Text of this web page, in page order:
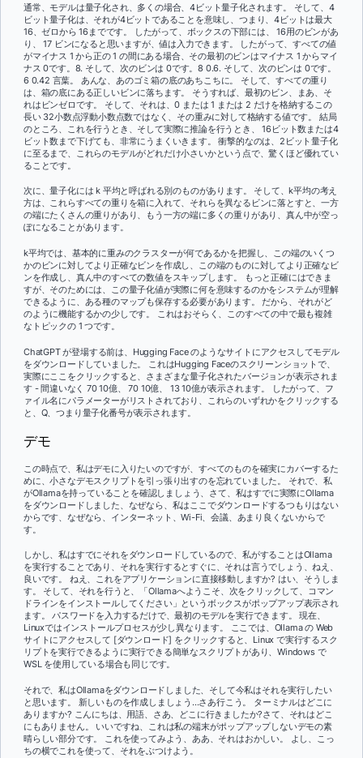
通常、モデルは量子化され、多くの場合、4ビット量子化されます。 そして、4
ビット量子化は、それが4ビットであることを意味し、つまり、4ビットは最大
16、ゼロから 16までです。 したがって、ボックスの下部には、 16用のビンがあ
り、 17 ビンになると思いますが、値は入力できます。 したがって、すべての値
がマイナス 1 から正の 1 の間にある場合、その最初のビンはマイナス 1 からマイ
ナス 0です。8. そして、次のビンは 0です。8 0.6. そして、次のビンは 0です。
6 0.42 言葉。 あんな、あのゴミ箱の底のあちこちに。 そして、すべての重り
は、箱の底にある正しいビンに落ちます。 そうすれば、最初のビン、まあ、そ
れはビンゼロです。 そして、それは、0 または 1 または 2 だけを格納するこの
長い 32小数点浮動小数点数ではなく、その重みに対して格納する値です。 結局
のところ、これを行うとき、そして実際に推論を行うとき、 16ビット数または4
ビット数まで下げても、非常にうまくいきます。 衝撃的なのは、2ビット量子化
に至るまで、これらのモデルがどれだけ小さいかという点で、驚くほど優れてい
ることです。
次に、量子化には k 平均と呼ばれる別のものがあります。 そして、k平均の考え
方は、これらすべての重りを箱に入れて、それらを異なるビンに落とすと、一方
の端にたくさんの重りがあり、もう一方の端に多くの重りがあり、真ん中が空っ
ぽになることがあります。
k平均では、基本的に重みのクラスターが何であるかを把握し、この端のいくつ
かのビンに対してより正確なビンを作成し、この端のものに対してより正確なビ
ンを作成し、真ん中のすべての数値をスキップします。 もっと正確にはできま
すが、そのためには、この量子化値が実際に何を意味するのかをシステムが理解
できるように、ある種のマップも保存する必要があります。 だから、それがど
のように機能するかの少しです。 これはおそらく、このすべての中で最も複雑
なトピックの 1 つです。
ChatGPT が登場する前は、Hugging Face のようなサイトにアクセスしてモデル
をダウンロードしていました。 これはHugging Faceのスクリーンショットで、
実際にここをクリックすると、さまざまな量子化されたバージョンが表示されま
す - 間違いなく 70 10億、 70 10億、 13 10億が表示されます。 したがって、フ
ァイル名にパラメーターがリストされており、これらのいずれかをクリックする
と、Q、つまり量子化番号が表示されます。
デモ
この時点で、私はデモに入りたいのですが、すべてのものを確実にカバーするた
めに、小さなデモスクリプトを引っ張り出すのを忘れていました。 それで、私
がOllamaを持っていることを確認しましょう、さて、私はすでに実際にOllama
をダウンロードしました、なぜなら、私はここでダウンロードするつもりはない
からです、なぜなら、インターネット、Wi-Fi、会議、あまり良くないからで
す。
しかし、私はすでにそれをダウンロードしているので、私がすることはOllama
を実行することであり、それを実行するとすぐに、それは言うでしょう、ねえ、
良いです。 ねえ、これをアプリケーションに直接移動しますか? はい、そうしま
す。 そして、それを行うと、「Ollamaへようこそ、次をクリックして、コマン
ドラインをインストールしてください」というボックスがポップアップ表示され
ます。 パスワードを入力するだけで、最初のモデルを実行できます。 現在、
Linuxではインストールプロセスが少し異なります。 ここでは、Ollama の Web
サイトにアクセスして [ダウンロード] をクリックすると、Linux で実行するスク
リプトを実行できるように実行できる簡単なスクリプトがあり、Windows で
WSL を使用している場合も同じです。
それで、私はOllamaをダウンロードしました、そして今私はそれを実行したい
と思います。 新しいものを作成しましょう...さあ行こう。 ターミナルはどこに
ありますか? こんにちは、用語、さあ、どこに行きましたか?さて、それはどこ
にもありません。 いいですね、これは私の端末がポップアップしないデモの素
晴らしい部分です。 これを使ってみよう、ああ、それはおかしい。 よし、こっ
ちの横でこれを使って、それをぶつけよう。